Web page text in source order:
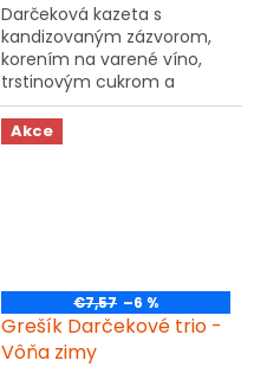
Darčeková kazeta s
kandizovaným zázvorom,
korením na varené víno,
trstinovým cukrom a
vianočným ovocným
čajom - ideálna pre
vianočnú atmosféru bez
Akce
€7,57 –6 %
Grešík Darčekové trio -
Vôňa zimy